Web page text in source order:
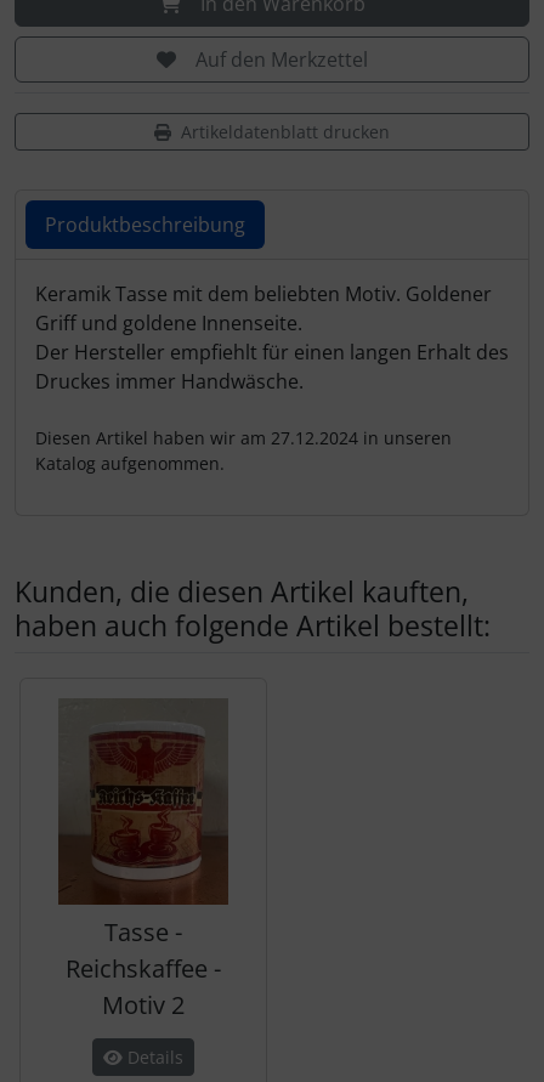
Auf den Merkzettel
Artikeldatenblatt drucken
Produktbeschreibung
Produktbeschreibung
Keramik Tasse mit dem beliebten Motiv. Goldener
Griff und goldene Innenseite.
Der Hersteller empfiehlt für einen langen Erhalt des
Druckes immer Handwäsche.
Diesen Artikel haben wir am 27.12.2024 in unseren
Katalog aufgenommen.
Kunden, die diesen Artikel kauften,
haben auch folgende Artikel bestellt:
Tasse -
Reichskaffee -
Motiv 2
Details